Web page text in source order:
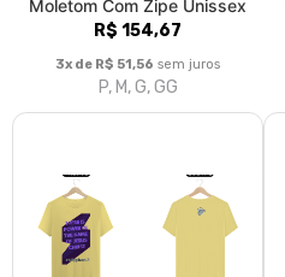
T-Shirt Estonada
PHILIPPIANS 2
P, M, G, GG, XGG